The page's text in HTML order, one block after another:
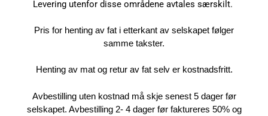
Levering utenfor disse områdene avtales særskilt.
Pris for henting av fat i etterkant av selskapet følger
samme takster.
Henting av mat og retur av fat selv er kostnadsfritt.
Avbestilling uten kostnad må skje senest 5 dager før
selskapet. Avbestilling 2- 4 dager før faktureres 50% og